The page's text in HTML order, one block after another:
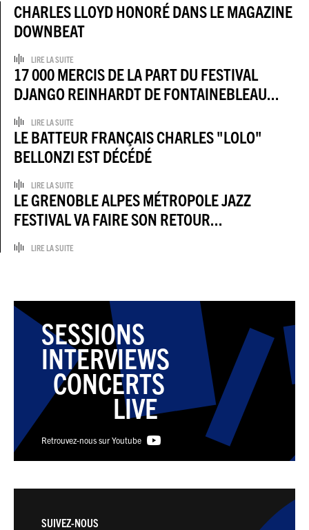
CHARLES LLOYD HONORÉ DANS LE MAGAZINE
DOWNBEAT
LIRE LA SUITE
17 000 MERCIS DE LA PART DU FESTIVAL
DJANGO REINHARDT DE FONTAINEBLEAU...
LIRE LA SUITE
LE BATTEUR FRANÇAIS CHARLES "LOLO"
BELLONZI EST DÉCÉDÉ
LIRE LA SUITE
LE GRENOBLE ALPES MÉTROPOLE JAZZ
FESTIVAL VA FAIRE SON RETOUR...
LIRE LA SUITE
SESSIONS
INTERVIEWS
CONCERTS
LIVE
Retrouvez-nous sur Youtube
SUIVEZ-NOUS